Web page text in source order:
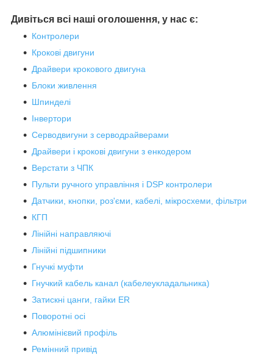
Дивіться всі наші оголошення, у нас є:
Контролери
Крокові двигуни
Драйвери крокового двигуна
Блоки живлення
Шпинделі
Інвертори
Серводвигуни з серводрайверами
Драйвери і крокові двигуни з енкодером
Верстати з ЧПК
Пульти ручного управління і DSP контролери
Датчики, кнопки, роз'єми, кабелі, мікросхеми, фільтри
КГП
Лінійні направляючі
Лінійні підшипники
Гнучкі муфти
Гнучкий кабель канал (кабелеукладальника)
Затискні цанги, гайки ER
Поворотні осі
Алюмінієвий профіль
Ремінний привід